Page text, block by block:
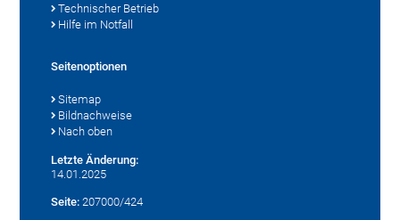
Technischer Betrieb
Hilfe im Notfall
Seitenoptionen
Sitemap
Bildnachweise
Nach oben
Letzte Änderung:
14.01.2025
Seite: 207000/424